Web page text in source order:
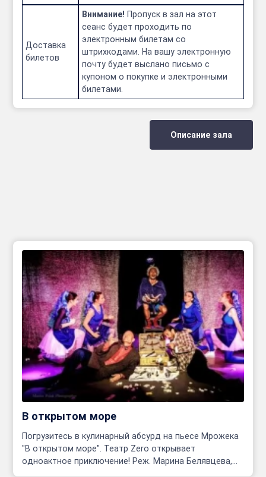
Доставка
билетов
Внимание! Пропуск в зал на этот
сеанс будет проходить по
электронным билетам со
штрихкодами. На вашу электронную
почту будет выслано письмо с
купоном о покупке и электронными
билетами.
Описание зала
В открытом море
Погрузитесь в кулинарный абсурд на пьесе Мрожека
"В открытом море". Театр Zero открывает
одноактное приключение! Реж. Марина Белявцева,